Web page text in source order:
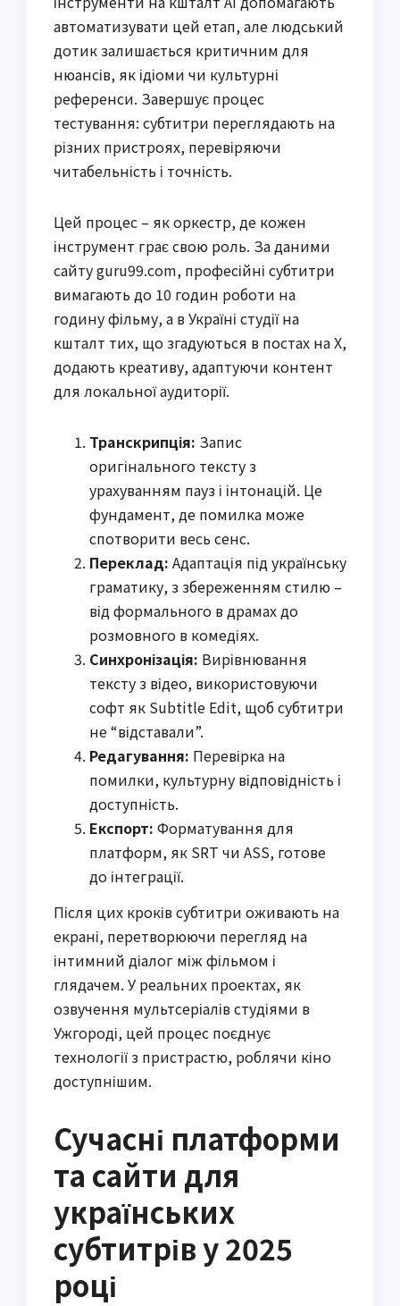
автоматизувати цей етап, але людський
дотик залишається критичним для
нюансів, як ідіоми чи культурні
референси. Завершує процес
тестування: субтитри переглядають на
різних пристроях, перевіряючи
читабельність і точність.
Цей процес – як оркестр, де кожен
інструмент грає свою роль. За даними
сайту guru99.com, професійні субтитри
вимагають до 10 годин роботи на
годину фільму, а в Україні студії на
кшталт тих, що згадуються в постах на X,
додають креативу, адаптуючи контент
для локальної аудиторії.
Транскрипція: Запис
оригінального тексту з
урахуванням пауз і інтонацій. Це
фундамент, де помилка може
спотворити весь сенс.
Переклад: Адаптація під українську
граматику, з збереженням стилю –
від формального в драмах до
розмовного в комедіях.
Синхронізація: Вирівнювання
тексту з відео, використовуючи
софт як Subtitle Edit, щоб субтитри
не “відставали”.
Редагування: Перевірка на
помилки, культурну відповідність і
доступність.
Експорт: Форматування для
платформ, як SRT чи ASS, готове
до інтеграції.
Після цих кроків субтитри оживають на
екрані, перетворюючи перегляд на
інтимний діалог між фільмом і
глядачем. У реальних проектах, як
озвучення мультсеріалів студіями в
Ужгороді, цей процес поєднує
технології з пристрастю, роблячи кіно
доступнішим.
Сучасні платформи
та сайти для
українських
субтитрів у 2025
році